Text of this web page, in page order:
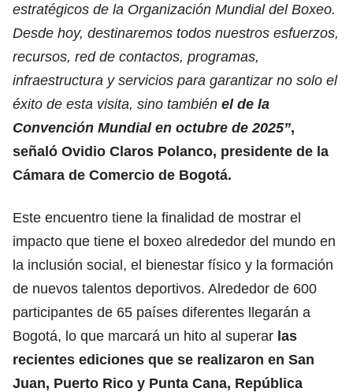
estratégicos de la Organización Mundial del Boxeo.
Desde hoy, destinaremos todos nuestros esfuerzos,
recursos, red de contactos, programas,
infraestructura y servicios para garantizar no solo el
éxito de esta visita, sino también el de la
Convención Mundial en octubre de 2025”,
señaló Ovidio Claros Polanco, presidente de la
Cámara de Comercio de Bogotá.
Este encuentro tiene la finalidad de mostrar el
impacto que tiene el boxeo alrededor del mundo en
la inclusión social, el bienestar físico y la formación
de nuevos talentos deportivos. Alrededor de 600
participantes de 65 países diferentes llegarán a
Bogotá, lo que marcará un hito al superar las
recientes ediciones que se realizaron en San
Juan, Puerto Rico y Punta Cana, República